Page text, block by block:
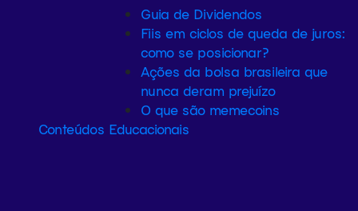
Guia de Dividendos
Fiis em ciclos de queda de juros:
como se posicionar?
Ações da bolsa brasileira que
nunca deram prejuízo
O que são memecoins
Conteúdos Educacionais